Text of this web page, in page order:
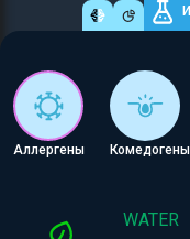
Аллергены Комедогены
WATER